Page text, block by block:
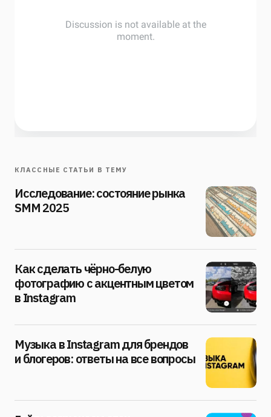
КЛАССНЫЕ СТАТЬИ В ТЕМУ
Исследование: состояние рынка
SMM 2025
Как сделать чёрно-белую
фотографию с акцентным цветом
в Instagram
Музыка в Instagram для брендов
и блогеров: ответы на все вопросы